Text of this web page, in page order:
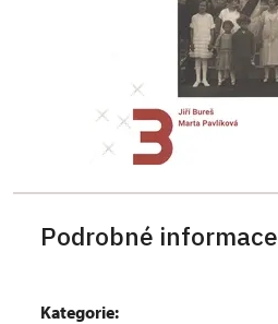
Podrobné informace
Kategorie: